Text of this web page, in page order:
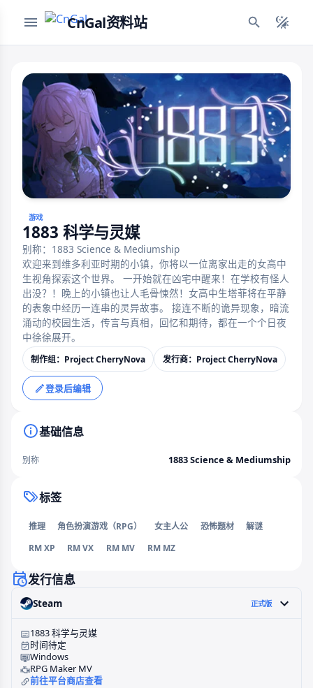
CnGal资料站
游戏
1883 科学与灵媒
别称：1883 Science & Mediumship
欢迎来到维多利亚时期的小镇，你将以一位离家出走的女高中
生视角探索这个世界。 一开始就在凶宅中醒来！在学校有怪人
出没？！晚上的小镇也让人毛骨悚然！女高中生塔菲将在平静
的表象中经历一连串的灵异故事。 接连不断的诡异现象，暗流
涌动的校园生活，传言与真相，回忆和期待，都在一个个日夜
中徐徐展开。
制作组：Project CherryNova 发行商：Project CherryNova
登录后编辑
基础信息
别称 1883 Science & Mediumship
标签
推理 角色扮演游戏（RPG） 女主人公 恐怖题材
解谜
RM XP
RM VX RM MV RM MZ
发行信息
Steam 正式版
1883 科学与灵媒
时间待定
Windows
RPG Maker MV
前往平台商店查看